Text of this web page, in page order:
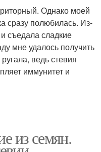
Однако моей
сразу полюбилась. Из-
съедала сладкие
мне удалось получить
ведь стевия
иммунитет и
из семян.